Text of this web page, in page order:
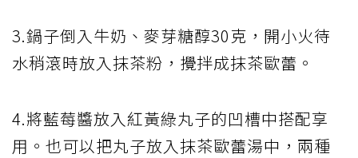
3.鍋子倒入牛奶、麥芽糖醇30克，開小火待
水稍滾時放入抹茶粉，攪拌成抹茶歐蕾。
4.將藍莓醬放入紅黃綠丸子的凹槽中搭配享
用。也可以把丸子放入抹茶歐蕾湯中，兩種